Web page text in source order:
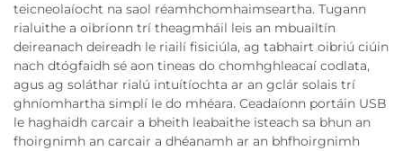
teicneolaíocht na saol réamhchomhaimseartha. Tugann
rialuithe a oibríonn trí theagmháil leis an mbuailtín
deireanach deireadh le riailí fisiciúla, ag tabhairt oibriú ciúin
nach dtógfaidh sé aon tineas do chomhghleacaí codlata,
agus ag soláthar rialú intuítíochta ar an gclár solais trí
ghníomhartha simplí le do mhéara. Ceadaíonn portáin USB
le haghaidh carcair a bheith leabaithe isteach sa bhun an
fhoirgnimh an carcair a dhéanamh ar an bhfhoirgnimh